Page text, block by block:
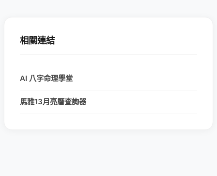
相關連結
AI 八字命理學堂
馬雅13月亮曆查詢器